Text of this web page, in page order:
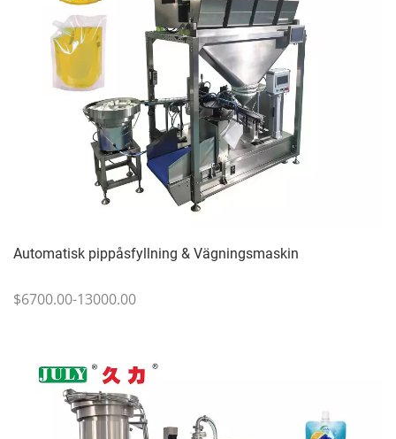
Automatisk pippåsfyllning & Vägningsmaskin
$6700.00-13000.00